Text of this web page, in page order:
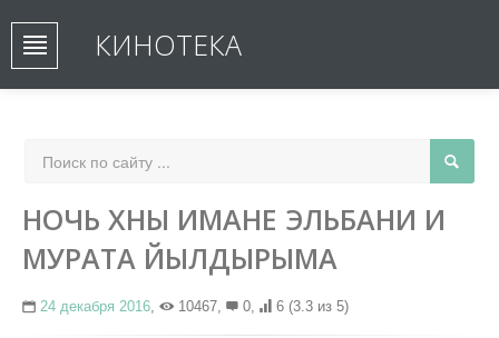
КИНОТЕКА
НОЧЬ ХНЫ ИМАНЕ ЭЛЬБАНИ И
МУРАТА ЙЫЛДЫРЫМА
24 декабря 2016, 10467, 0, 6 (3.3 из 5)